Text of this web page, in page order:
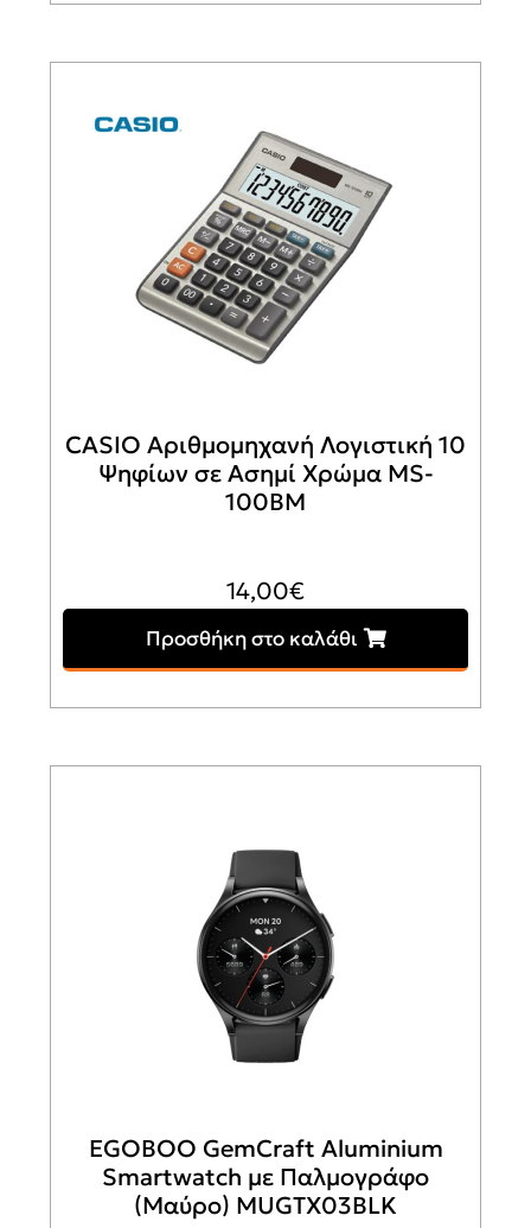
CASIO Αριθμομηχανή Λογιστική 10
Ψηφίων σε Ασημί Χρώμα MS-
100BM
14,00€
Προσθήκη στο καλάθι
EGOBOO GemCraft Aluminium
Smartwatch με Παλμογράφο
(Μαύρο) MUGTX03BLK